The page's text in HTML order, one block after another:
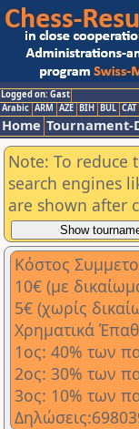
Logged on: Gast
Arabic ARM AZE BIH BUL CAT
Home Tournament-
Note: To reduce
search engines
are shown after
Κόστος
10€ (με
5€ (χωρίς
Χρηματικά
1ος: 40% των
2ος: 30% των
3ος: 10% των